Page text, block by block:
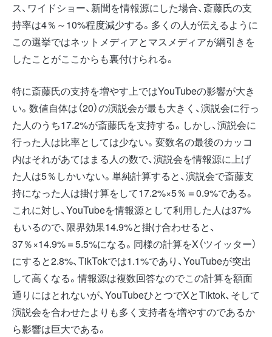
ス、ワイドショー、新聞を情報源にした場合、斎藤氏の支
持率は4％～10%程度減少する。多くの人が伝えるように
この選挙ではネットメディアとマスメディアが綱引きを
したことがここからも裏付けられる。
特に斎藤氏の支持を増やす上ではYouTubeの影響が大き
い。数値自体は（20）の演説会が最も大きく、演説会に行っ
た人のうち17.2%が斎藤氏を支持する。しかし、演説会に
行った人は比率としては少ない。変数名の最後のカッコ
内はそれがあてはまる人の数で、演説会を情報源に上げ
た人は5％しかいない。単純計算すると、演説会で斎藤支
持になった人は掛け算をして17.2%×5％＝0.9%である。
これに対し、YouTubeを情報源として利用した人は37%
もいるので、限界効果14.9%と掛け合わせると、
37％×14.9%＝5.5%になる。同様の計算をX（ツイッター）
にすると2.8%、TikTokでは1.1%であり、YouTubeが突出
して高くなる。情報源は複数回答なのでこの計算を額面
通りにはとれないが、YouTubeひとつでXとTiktok、そして
演説会を合わせたよりも多く支持者を増やすのであるか
ら影響は巨大である。